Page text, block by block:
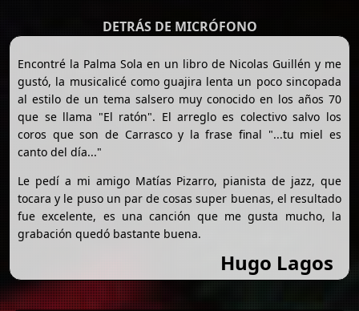
DETRÁS DE MICRÓFONO
Encontré la Palma Sola en un libro de Nicolas Guillén y me
gustó, la musicalicé como guajira lenta un poco sincopada
al estilo de un tema salsero muy conocido en los años 70
que se llama "El ratón". El arreglo es colectivo salvo los
coros que son de Carrasco y la frase final "...tu miel es
canto del día..."
Le pedí a mi amigo Matías Pizarro, pianista de jazz, que
tocara y le puso un par de cosas super buenas, el resultado
fue excelente, es una canción que me gusta mucho, la
grabación quedó bastante buena.
Hugo Lagos